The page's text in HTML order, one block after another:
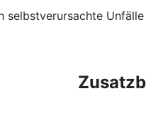
selbstverursachte Unfälle